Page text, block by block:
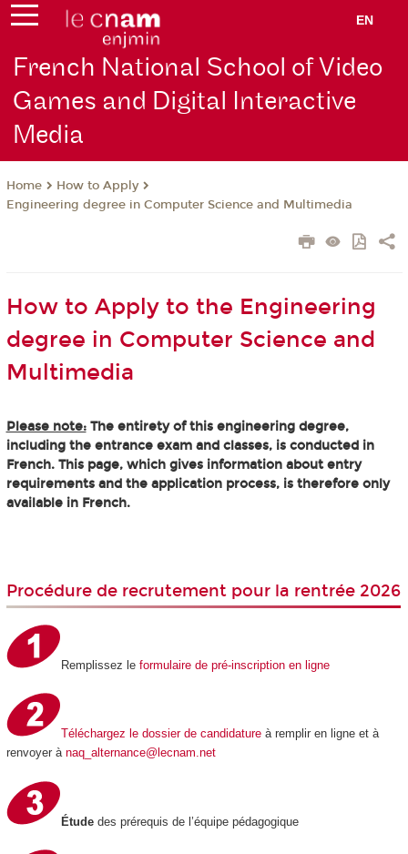
EN
French National School of Video
Games and Digital Interactive
Media
Home
How to Apply
Engineering degree in Computer Science and Multimedia
How to Apply to the Engineering
degree in Computer Science and
Multimedia
Please note:The entirety of this engineering degree,
including the entrance exam and classes, is conducted in
French. This page, which gives information about entry
requirements and the application process, is therefore only
available in French.
Procédure de recrutement pour la rentrée 2026
Remplissez le formulaire de pré-inscription en ligne
Téléchargez le dossier de candidatureà remplir en ligne et à
renvoyer à naq_alternance@lecnam.net
Étudedes prérequis de l’équipe pédagogique